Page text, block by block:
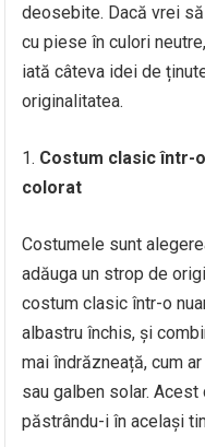
deosebite. Dacă vrei
cu piese în culori
iată câteva idei de
originalitatea.
Costum clasic într-
colorat
Costumele sunt
adăuga un strop de
costum clasic într-o
albastru închis, și
mai îndrăzneață, cum
sau galben solar.
păstrându-i în același